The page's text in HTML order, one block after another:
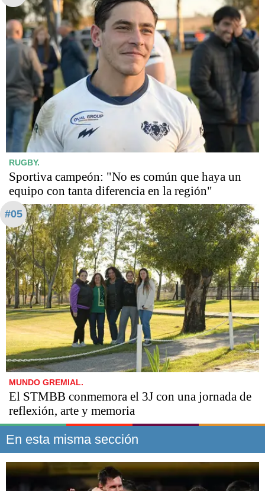
RUGBY.
Sportiva campeón: "No es común que haya un
equipo con tanta diferencia en la región"
#05
MUNDO GREMIAL.
El STMBB conmemora el 3J con una jornada de
reflexión, arte y memoria
En esta misma sección